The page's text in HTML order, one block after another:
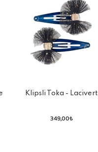
Klipsli Toka - Lacivert
349,00₺